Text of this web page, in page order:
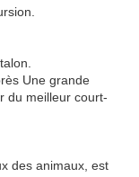
Une grande
du meilleur court-
des animaux, est